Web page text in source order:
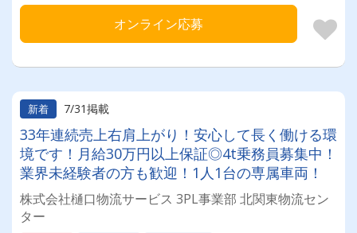
オンライン応募
新着 7/31掲載
33年連続売上右肩上がり！安心して長く働ける環
境です！月給30万円以上保証◎4t乗務員募集中！
業界未経験者の方も歓迎！1人1台の専属車両！
株式会社樋口物流サービス 3PL事業部 北関東物流セン
ター